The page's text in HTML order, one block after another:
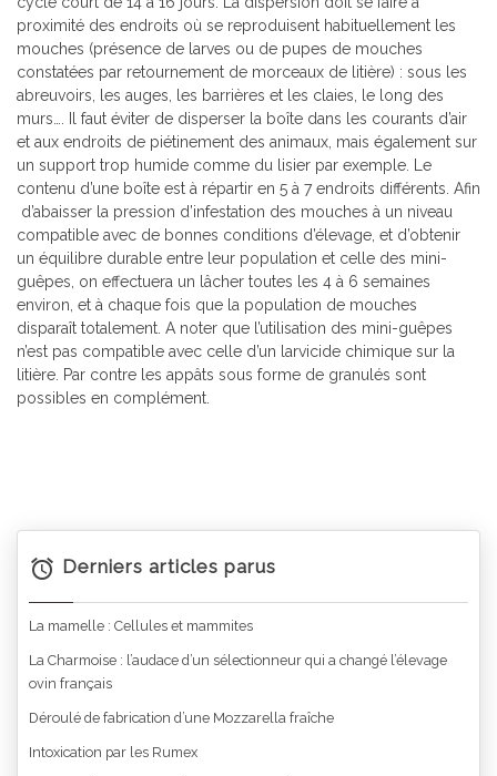
proximité des endroits où se reproduisent habituellement les
mouches (présence de larves ou de pupes de mouches
constatées par retournement de morceaux de litière) : sous les
abreuvoirs, les auges, les barrières et les claies, le long des
murs…. Il faut éviter de disperser la boîte dans les courants d’air
et aux endroits de piétinement des animaux, mais également sur
un support trop humide comme du lisier par exemple. Le
contenu d’une boîte est à répartir en 5 à 7 endroits différents. Afin
d’abaisser la pression d’infestation des mouches à un niveau
compatible avec de bonnes conditions d’élevage, et d’obtenir
un équilibre durable entre leur population et celle des mini-
guêpes, on effectuera un lâcher toutes les 4 à 6 semaines
environ, et à chaque fois que la population de mouches
disparaît totalement. A noter que l’utilisation des mini-guêpes
n’est pas compatible avec celle d’un larvicide chimique sur la
litière. Par contre les appâts sous forme de granulés sont
possibles en complément.
Derniers articles parus
La mamelle : Cellules et mammites
La Charmoise : l’audace d’un sélectionneur qui a changé l’élevage
ovin français
Déroulé de fabrication d’une Mozzarella fraîche
Intoxication par les Rumex